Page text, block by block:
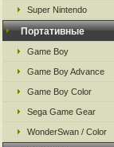
Super Nintendo
Портативные
Game Boy
Game Boy Advance
Game Boy Color
Sega Game Gear
WonderSwan / Color